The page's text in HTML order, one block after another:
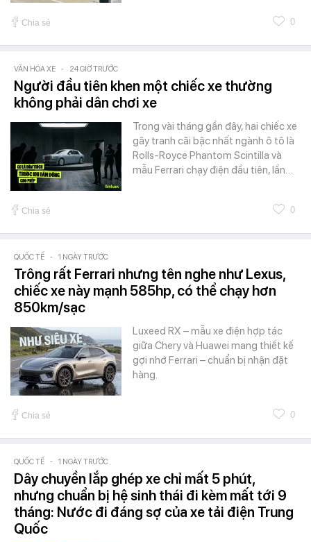
Chia sẻ 0
VĂN HÓA XE - 24 GIỜ TRƯỚC
Người đầu tiên khen một chiếc xe thường
không phải dân chơi xe
Trong vài tháng gần đây, hai chiếc xe
gây tranh cãi bậc nhất ngành ô tô là
Rolls-Royce Phantom Scintilla và
mẫu Ferrari chạy điện đầu tiên, lần…
Chia sẻ 0
QUỐC TẾ - 1 NGÀY TRƯỚC
Trông rất Ferrari nhưng tên nghe như Lexus,
chiếc xe này mạnh 585hp, có thể chạy hơn
850km/sạc
Luxeed RX – mẫu xe điện hợp tác
giữa Chery và Huawei mang thiết kế
gợi nhớ Ferrari – chuẩn bị nhận đặt
hàng.
Chia sẻ 0
QUỐC TẾ - 1 NGÀY TRƯỚC
Dây chuyền lắp ghép xe chỉ mất 5 phút,
nhưng chuẩn bị hệ sinh thái đi kèm mất tới 9
tháng: Nước đi đáng sợ của xe tải điện Trung
Quốc